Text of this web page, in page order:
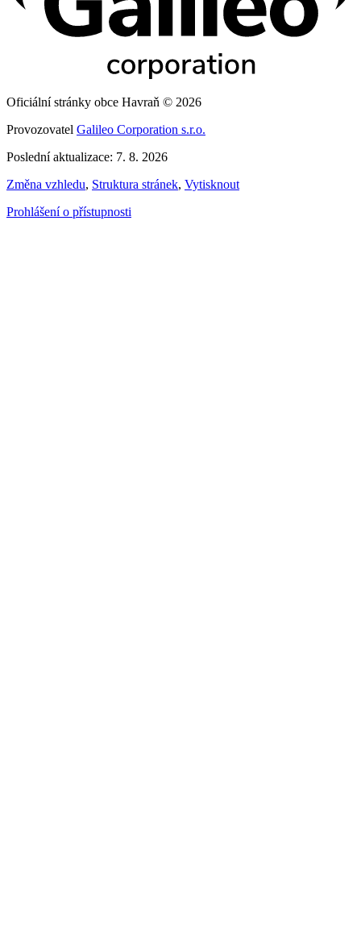
Oficiální stránky obce Havraň © 2026
Provozovatel Galileo Corporation s.r.o.
Poslední aktualizace: 7. 8. 2026
Změna vzhledu, Struktura stránek, Vytisknout
Prohlášení o přístupnosti